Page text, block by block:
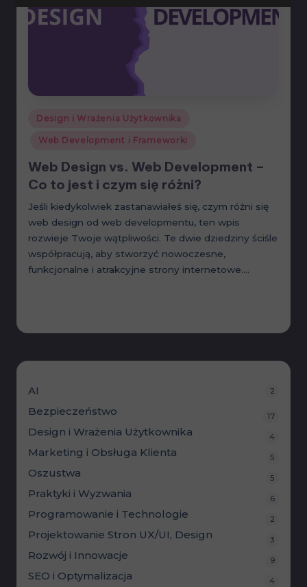
Posted
Design i Wrażenia Użytkownika
Web Development i Frameworki
Web Design vs. Web Development –
Co to jest i czym się różni?
Jeśli kiedykolwiek zastanawiałeś się, czym różni się
web design od web developmentu, ten wpis
rozwieje Twoje wątpliwości. Te dwie dziedziny ściśle
współpracują, aby stworzyć nowoczesne,
funkcjonalne i atrakcyjne strony internetowe.…
AI 2
Bezpieczeństwo 17
Design i Wrażenia Użytkownika 4
Marketing i Obsługa Klienta 5
Oszustwa 5
Praktyki i Wyzwania 6
Programowanie i Technologie 2
Projektowanie Stron UX/UI, Design 3
Rozwój i Innowacje 9
SEO i Optymalizacja 4